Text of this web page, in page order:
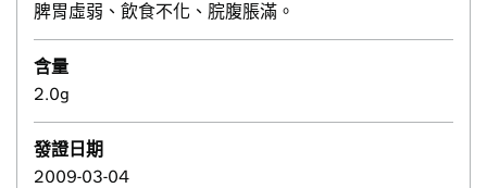
脾胃虛弱、飲食不化、脘腹脹滿。
含量
2.0g
發證日期
2009-03-04